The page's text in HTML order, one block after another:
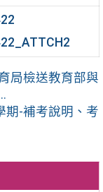
局檢送教育部與
期-補考說明、考